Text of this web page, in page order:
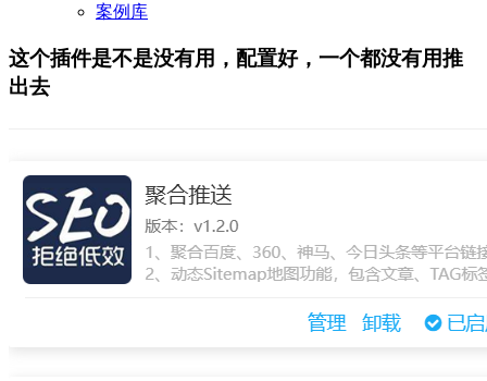
案例库
这个插件是不是没有用，配置好，一个都没有用推
出去